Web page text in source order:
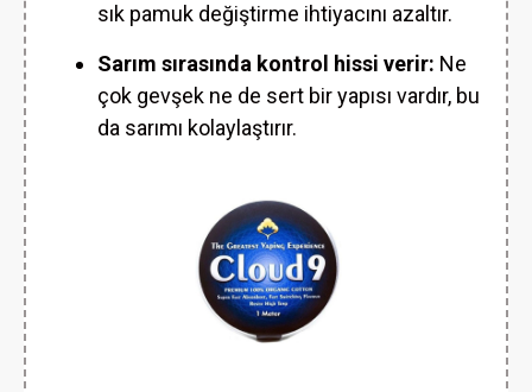
sık pamuk değiştirme ihtiyacını azaltır.
Sarım sırasında kontrol hissi verir: Ne
çok gevşek ne de sert bir yapısı vardır, bu
da sarımı kolaylaştırır.